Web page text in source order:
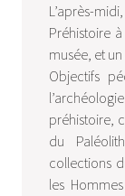
L’après-
Préhistoire
musée, et
Objectifs
préhistoire,
du
collections
les